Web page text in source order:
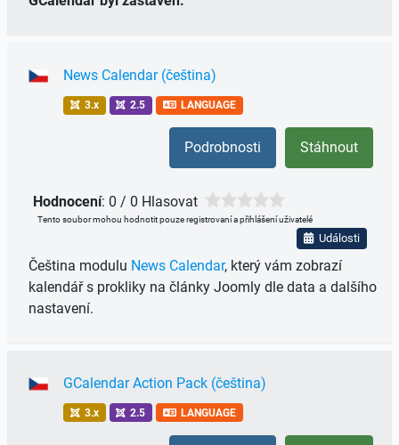
News Calendar (čeština)
3.x 2.5 LANGUAGE
Stáhnout
Podrobnosti
Hodnocení: 0 / 0 Hlasovat
Tento soubor mohou hodnotit pouze registrovaní a přihlášení uživatelé
Události
Čeština modulu News Calendar, který vám zobrazí
kalendář s prokliky na články Joomly dle data a dalšího
nastavení.
GCalendar Action Pack (čeština)
3.x 2.5 LANGUAGE